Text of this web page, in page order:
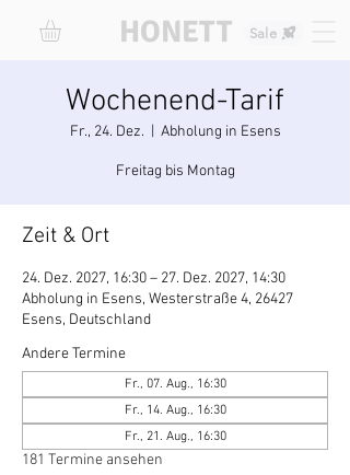
Sale
HONETT
Wochenend-Tarif
Fr., 24. Dez. Abholung in Esens
Freitag bis Montag
Zeit & Ort
24. Dez. 2027, 16:30 – 27. Dez. 2027, 14:30
Abholung in Esens, Westerstraße 4, 26427
Esens, Deutschland
Andere Termine
Fr., 07. Aug., 16:30
Fr., 14. Aug., 16:30
Fr., 21. Aug., 16:30
181 Termine ansehen